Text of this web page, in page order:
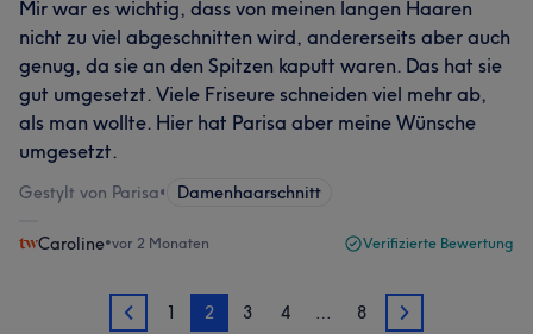
Mir war es wichtig, dass von meinen langen Haaren
nicht zu viel abgeschnitten wird, andererseits aber auch
genug, da sie an den Spitzen kaputt waren. Das hat sie
gut umgesetzt. Viele Friseure schneiden viel mehr ab,
als man wollte. Hier hat Parisa aber meine Wünsche
umgesetzt.
Gestylt von Parisa• Damenhaarschnitt
Caroline•vor 2 Monaten Verifizierte Bewertung
1 1 2 3 4 … 8 3